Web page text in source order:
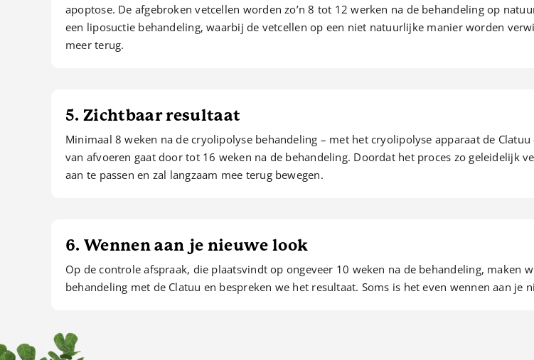
apoptose. De afgebroken vetcellen worden zo’n 8 tot 12 werken na de behandeling op
een liposuctie behandeling, waarbij de vetcellen op een niet natuurlijke manier worden
meer terug.
5. Zichtbaar resultaat
Minimaal 8 weken na de cryolipolyse behandeling – met het cryolipolyse apparaat de
van afvoeren gaat door tot 16 weken na de behandeling. Doordat het proces zo geleidelijk
aan te passen en zal langzaam mee terug bewegen.
6. Wennen aan je nieuwe look
Op de controle afspraak, die plaatsvindt op ongeveer 10 weken na de behandeling, maken
behandeling met de Clatuu en bespreken we het resultaat. Soms is het even wennen aan je